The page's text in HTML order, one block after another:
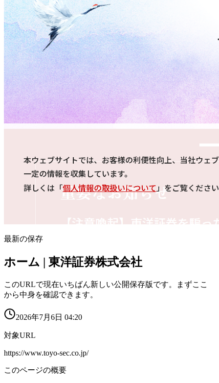
最新の保存
ホーム | 東洋証券株式会社
このURLで現在いちばん新しい公開保存版です。まずここ
から中身を確認できます。
2026年7月6日 04:20
対象URL
https://www.toyo-sec.co.jp/
このページの概要